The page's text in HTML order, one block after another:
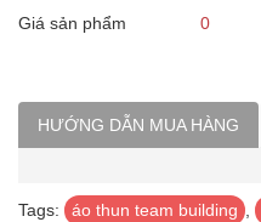
Giá sản phẩm
0
HƯỚNG DẪN MUA HÀNG
Tags: áo thun team building